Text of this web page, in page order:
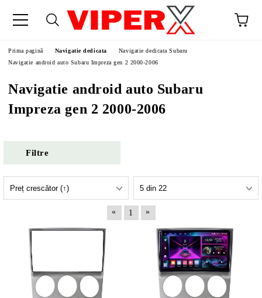
Prima pagină Navigatie dedicata
Navigatie dedicata Subaru
Navigatie android auto Subaru Impreza gen 2 2000-2006
Navigatie android auto Subaru
Impreza gen 2 2000-2006
Filtre
« 1 »